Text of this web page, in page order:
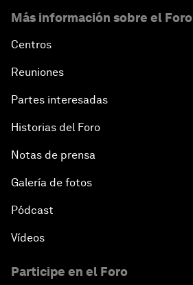
Más información sobre el Foro
Centros
Reuniones
Partes interesadas
Historias del Foro
Notas de prensa
Galería de fotos
Pódcast
Vídeos
Participe en el Foro